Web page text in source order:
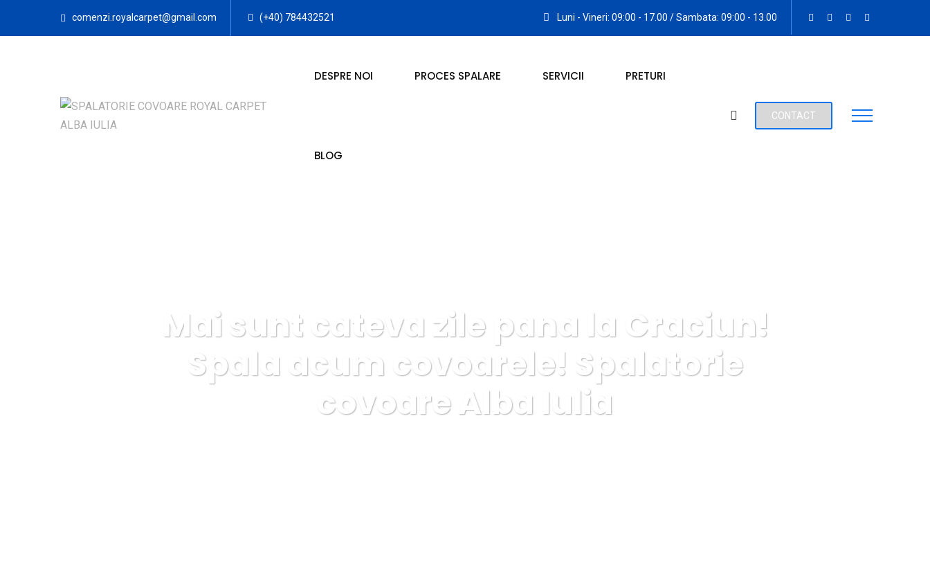
comenzi.royalcarpet@gmail.com (+40) 784432521 Luni - Vineri: 09:00 - 17.00 / Sambata: 09:00 - 13.00
DESPRE NOI PROCES SPALARE SERVICII PRETURI
BLOG
CONTACT
Mai sunt cateva zile pana la Craciun!
Spala acum covoarele! Spalatorie
covoare Alba Iulia